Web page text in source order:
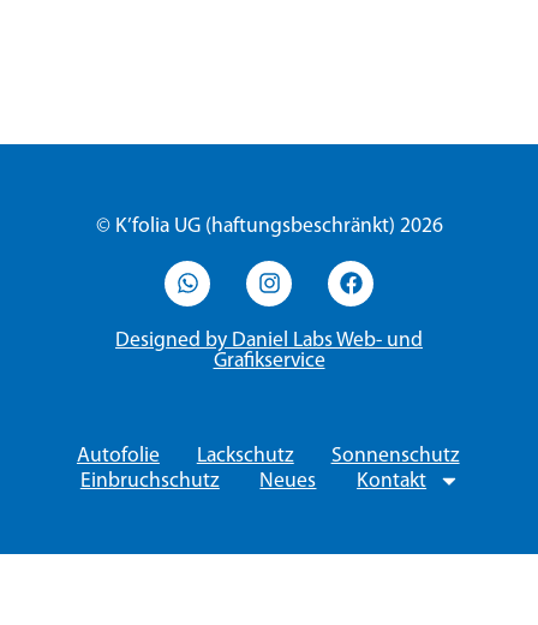
© K’folia UG (haftungsbeschränkt) 2026
Designed by Daniel Labs Web- und
Grafikservice
Autofolie Lackschutz
Sonnenschutz
Einbruchschutz
Neues Kontakt